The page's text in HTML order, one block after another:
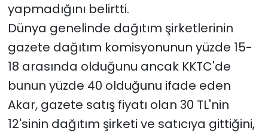
yapmadığını belirtti.
Dünya genelinde dağıtım şirketlerinin
gazete dağıtım komisyonunun yüzde 15-
18 arasında olduğunu ancak KKTC'de
bunun yüzde 40 olduğunu ifade eden
Akar, gazete satış fiyatı olan 30 TL'nin
12'sinin dağıtım şirketi ve satıcıya gittiğini,